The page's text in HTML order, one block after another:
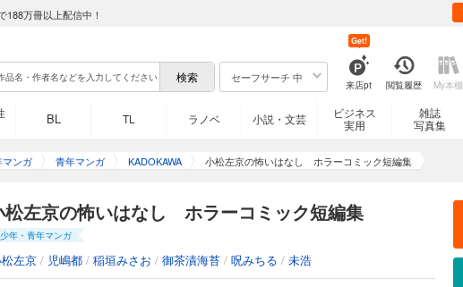
万冊以上配信中！
セーフサーチ 中
来店pt
Get!
閲覧履歴 My本棚
BL TL ラノベ 小説・文芸
ビジネス
実用
雑誌
写真集
ンガ 青年マンガ KADOKAWA 小松左京の怖いはなし ホラーコミック短編集
松左京の怖いはなし ホラーコミック短編集
少年・青年マンガ
左京 / 児嶋都 / 稲垣みさお / 御茶漬海苔 / 呪みちる / 未浩